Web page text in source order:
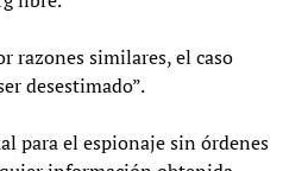
razones similares, el caso
desestimado”.
para el espionaje sin órdenes